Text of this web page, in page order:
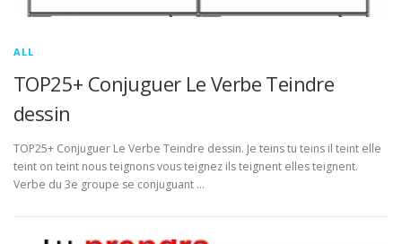
ALL
TOP25+ Conjuguer Le Verbe Teindre
dessin
TOP25+ Conjuguer Le Verbe Teindre dessin. Je teins tu teins il teint elle
teint on teint nous teignons vous teignez ils teignent elles teignent.
Verbe du 3e groupe se conjuguant …